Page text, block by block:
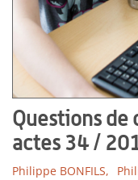
Questions
actes 34 /
Philippe BONFILS,